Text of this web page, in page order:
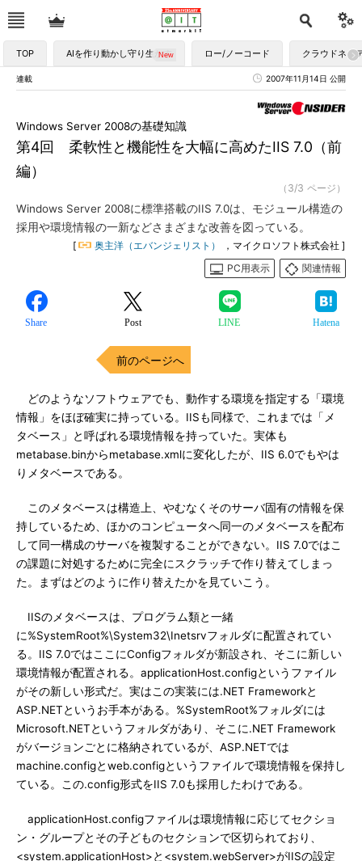
TOP AIを作り動かし守り生かす ロー/ノーコード クラウドネイ
連載 2007年11月14日 公開
第4回 柔軟性と機能性を大幅に高めたIIS 7.0（前
編）
Windows Server 2008の基礎知識
（3/3 ページ）
Windows Server 2008に標準搭載のIIS 7.0は、モジュール構造の
採用や環境情報の一新などさまざまな改善を図っている。
[ 奥主洋（エバンジェリスト）
，マイクロソフト株式会社 ]
PC用表示
関連情報
Share Post LINE Hatena
前のページへ
どのようなソフトウェアでも、動作する環境を指定する「環境
情報」をほぼ確実に持っている。IISも同様で、これまでは「メ
タベース」と呼ばれる環境情報を持っていた。実体も
metabase.binからmetabase.xmlに変化したが、IIS 6.0でもやは
りメタベースである。
このメタベースは構造上、やむなくそのサーバ固有の情報を保
持しているため、ほかのコンピュータへ同一のメタベースを配布
して同一構成のサーバを複製することができない。IIS 7.0ではこ
の課題に対処するために完全にスクラッチで作り替えてしまっ
た。まずはどのように作り替えたかを見ていこう。
IISのメタベースは、プログラム類と一緒
に%SystemRoot%\System32\Inetsrvフォルダに配置されてい
る。IIS 7.0ではここにConfigフォルダが新設され、そこに新しい
環境情報が配置される。applicationHost.configというファイル
がその新しい形式だ。実はこの実装には.NET Frameworkと
ASP.NETというお手本がある。%SystemRoot%フォルダには
Microsoft.NETというフォルダがあり、そこに.NET Framework
がバージョンごとに格納されているが、ASP.NETでは
machine.configとweb.configというファイルで環境情報を保持し
ている。この.config形式をIIS 7.0も採用したわけである。
applicationHost.configファイルは環境情報に応じてセクショ
ン・グループとその子どものセクションで区切られており、
<system.applicationHost>と<system.webServer>がIISの設定